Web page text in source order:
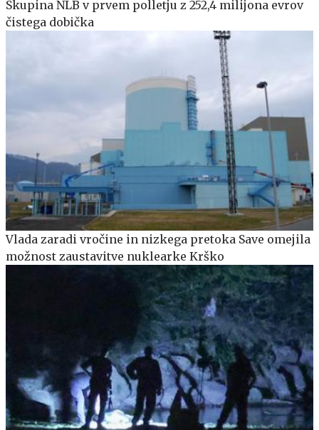
Skupina NLB v prvem polletju z 252,4 milijona evrov
čistega dobička
Vlada zaradi vročine in nizkega pretoka Save omejila
možnost zaustavitve nuklearke Krško